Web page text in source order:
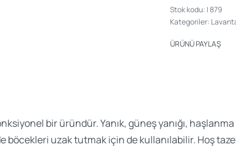
I 879
Kategoriler:
ÜRÜNÜ PAYLAŞ
bir üründür. Yanık, güneş yanığı, haşlanma
böcekleri uzak tutmak için de kullanılabilir. Hoş